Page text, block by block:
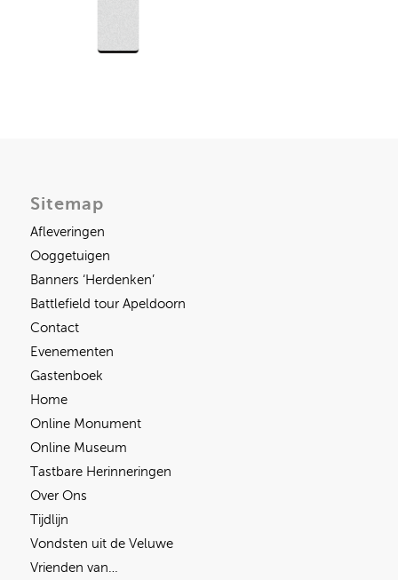
Sitemap
Afleveringen
Ooggetuigen
Banners ‘Herdenken’
Battlefield tour Apeldoorn
Contact
Evenementen
Gastenboek
Home
Online Monument
Online Museum
Tastbare Herinneringen
Over Ons
Tijdlijn
Vondsten uit de Veluwe
Vrienden van…